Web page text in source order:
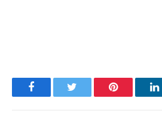
FacebookTwitter Pinterest